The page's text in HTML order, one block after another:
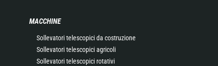
MACCHINE
Sollevatori telescopici da costruzione
Sollevatori telescopici agricoli
Sollevatori telescopici rotativi